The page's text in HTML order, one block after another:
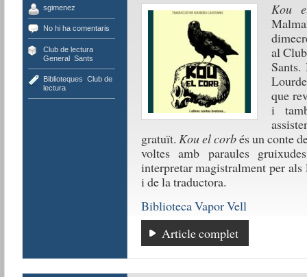
sgimenez
No hi ha comentaris
Club de lectura,
General, Sants
Biblioteques Club de
lectura
Kou
al
que
i
gratuït. Kou el corbés un conte
voltes amb paraules
interpretar magistralment per
i de la traductora.
Biblioteca Vapor Vell
Article complet